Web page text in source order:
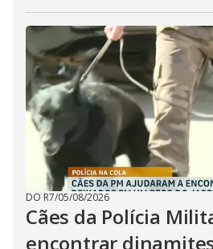
DO R7/05/08/2026
Cães da Polícia
encontrar